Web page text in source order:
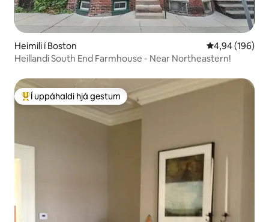
Heimili í Boston 4,94 af 5 í
4,94 (196)
Heillandi South End Farmhouse - Near Northeastern!
Í mestu uppáhaldi hjá gestum
Í uppáhaldi hjá gestum